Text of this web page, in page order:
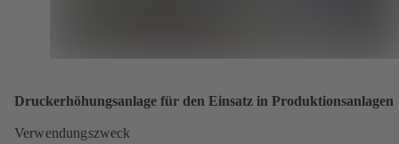
Druckerhöhungsanlage für den Einsatz in Produktionsanlagen
Verwendungszweck